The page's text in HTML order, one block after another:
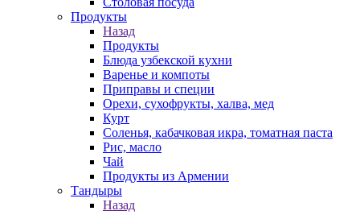
Продукты
Назад
Продукты
Блюда узбекской кухни
Варенье и компоты
Приправы и специи
Орехи, сухофрукты, халва, мед
Курт
Соленья, кабачковая икра, томатная паста
Рис, масло
Чай
Продукты из Армении
Тандыры
Назад